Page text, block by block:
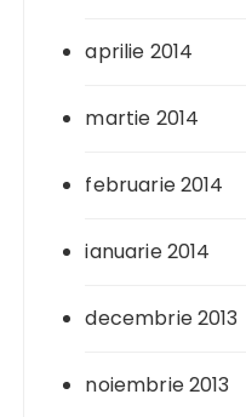
aprilie 2014
martie 2014
februarie 2014
ianuarie 2014
decembrie 2013
noiembrie 2013